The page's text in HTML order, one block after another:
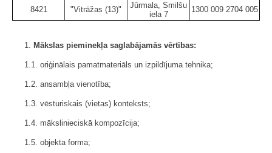
8421
"Vitrāžas (13)"
Jūrmala, Smilšu
iela 7
1300 009 2704 005
1. Mākslas pieminekļa saglabājamās vērtības:
1.1. oriģinālais pamatmateriāls un izpildījuma tehnika;
1.2. ansambļa vienotība;
1.3. vēsturiskais (vietas) konteksts;
1.4. mākslinieciskā kompozīcija;
1.5. objekta forma;